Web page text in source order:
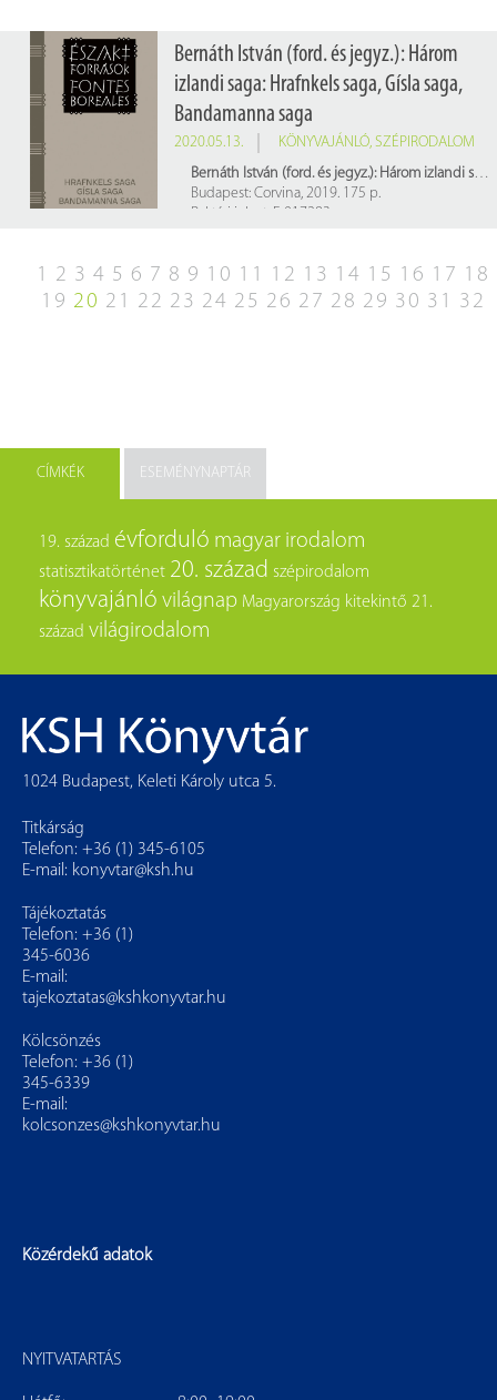
Bernáth István (ford. és jegyz.): Három
izlandi saga: Hrafnkels saga, Gísla saga,
Bandamanna saga
2020.05.13. KÖNYVAJÁNLÓ, SZÉPIRODALOM
Bernáth István (ford. és jegyz.): Három izlandi saga: Hrafnkels saga, Gísla saga, Bandamanna saga
Budapest: Corvina, 2019. 175 p.
Raktári jelzet: E 017283
1 2 3 4 5 6 7 8 9 10 11 12 13 14 15 16 17 18
19 20 21 22 23 24 25 26 27 28 29 30 31 32
CÍMKÉK ESEMÉNYNAPTÁR
19. század évforduló magyar irodalom
statisztikatörténet 20. század szépirodalom
könyvajánló világnap Magyarország kitekintő 21.
század világirodalom
1024 Budapest, Keleti Károly utca 5.
Titkárság
Telefon: +36 (1) 345-6105
E-mail: konyvtar@ksh.hu
Tájékoztatás
Telefon: +36 (1)
345-6036
E-mail:
tajekoztatas@kshkonyvtar.hu
Kölcsönzés
Telefon: +36 (1)
345-6339
E-mail:
kolcsonzes@kshkonyvtar.hu
Közérdekű adatok
NYITVATARTÁS